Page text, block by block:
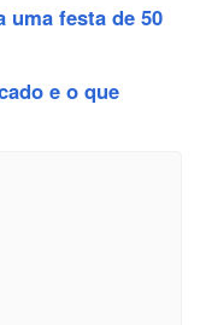
uma festa de 50
e o que